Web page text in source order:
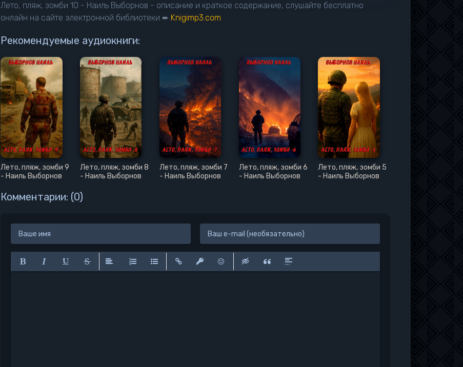
15
17
18
19
20
21
22
23
Лето, пляж, зомби 10 - Наиль Выборнов - описание и краткое содержание, слушайте бесплатно
онлайн на сайте электронной библиотеки ➨ Knigimp3.com
Рекомендуемые аудиокниги:
Лето, пляж, зомби 9
- Наиль Выборнов
Лето, пляж, зомби 8
- Наиль Выборнов
Лето, пляж, зомби 7
- Наиль Выборнов
Лето, пляж, зомби 6
- Наиль Выборнов
Лето, пляж, зомби 5
- Наиль Выборнов
Комментарии: (0)